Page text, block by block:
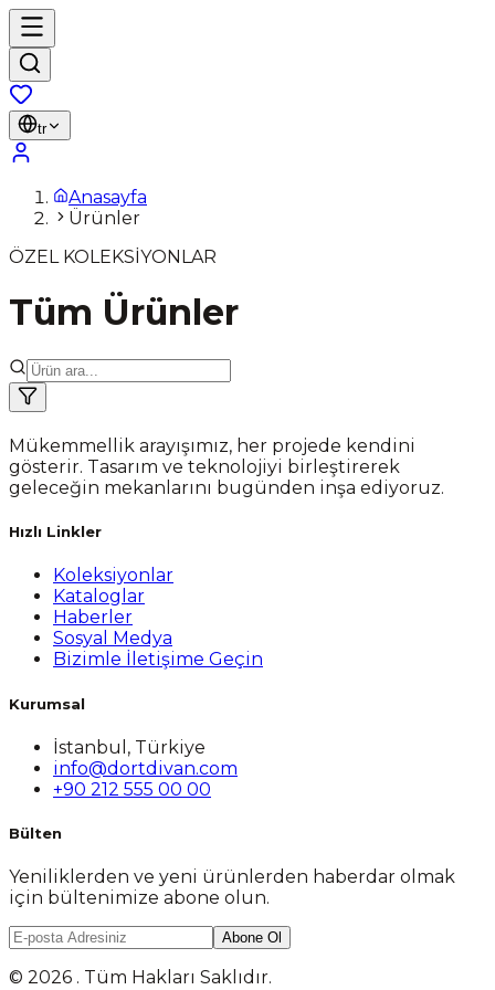
tr
Anasayfa
Ürünler
ÖZEL KOLEKSİYONLAR
Tüm Ürünler
Mükemmellik arayışımız, her projede kendini
gösterir. Tasarım ve teknolojiyi birleştirerek
geleceğin mekanlarını bugünden inşa ediyoruz.
Hızlı Linkler
Koleksiyonlar
Kataloglar
Haberler
Sosyal Medya
Bizimle İletişime Geçin
Kurumsal
İstanbul, Türkiye
info@dortdivan.com
+90 212 555 00 00
Bülten
Yeniliklerden ve yeni ürünlerden haberdar olmak
için bültenimize abone olun.
Abone Ol
© 2026 . Tüm Hakları Saklıdır.